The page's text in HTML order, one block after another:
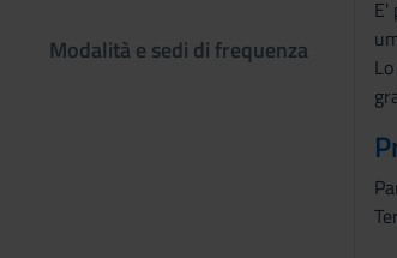
Modalità e sedi di frequenza
E'